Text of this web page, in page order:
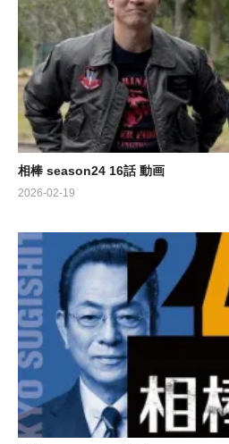
相棒 season24 16話 動画
2026-02-19